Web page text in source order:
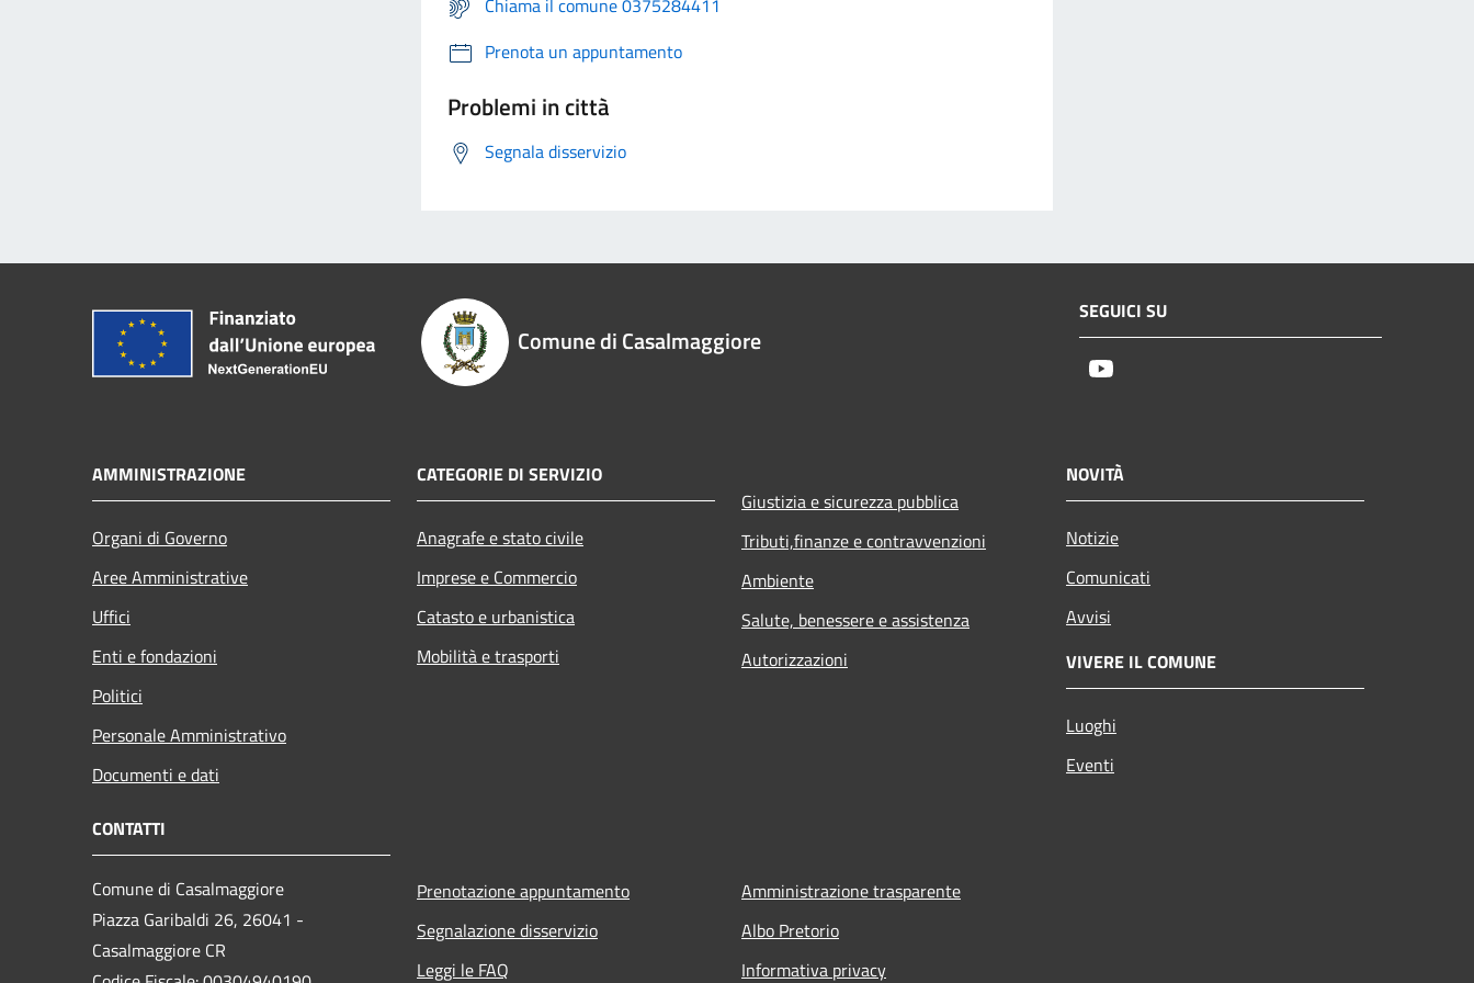
Prenota un appuntamento
Problemi in città
Segnala disservizio
Comune di Casalmaggiore
SEGUICI SU
AMMINISTRAZIONE
Organi di Governo
Aree Amministrative
Uffici
Enti e fondazioni
Politici
Personale Amministrativo
Documenti e dati
CATEGORIE DI SERVIZIO
Anagrafe e stato civile
Imprese e Commercio
Catasto e urbanistica
Mobilità e trasporti
Giustizia e sicurezza pubblica
Tributi,finanze e contravvenzioni
Ambiente
Salute, benessere e assistenza
Autorizzazioni
NOVITÀ
Notizie
Comunicati
Avvisi
VIVERE IL COMUNE
Luoghi
Eventi
CONTATTI
Comune di Casalmaggiore
Piazza Garibaldi 26, 26041 -
Casalmaggiore CR
Prenotazione appuntamento
Segnalazione disservizio
Leggi le FAQ
Amministrazione trasparente
Albo Pretorio
Informativa privacy